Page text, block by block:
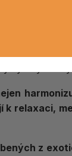
v řadě
výroby
k relaxaci,
z